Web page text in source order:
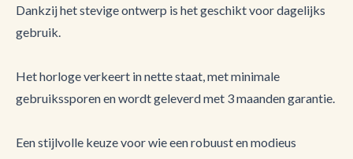
Dankzij het stevige ontwerp is het geschikt voor dagelijks
gebruik.
Het horloge verkeert in nette staat, met minimale
gebruikssporen en wordt geleverd met 3 maanden garantie.
Een stijlvolle keuze voor wie een robuust en modieus